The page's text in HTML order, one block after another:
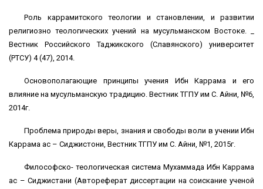
Роль каррамитского теологии и становлении, и развитии
религиозно теологических учений на мусульманском Востоке. _
Вестник Российского Таджикского (Славянского) университет
(РТСУ) 4 (47), 2014.
Основополагающие принципы учения Ибн Каррама и его
влияние на мусульманскую традицию. Вестник ТГПУ им С. Айни, №6,
2014г.
Проблема природы веры, знания и свободы воли в учении Ибн
Каррама ас – Сиджистони, Вестник ТГПУ им С. Айни, №1, 2015г.
Философско- теологическая система Мухаммада Ибн Каррама
ас – Сиджистани (Автореферат диссертации на соискание ученой